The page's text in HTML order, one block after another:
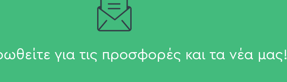
για τις προσφορές και τα νέα μας!